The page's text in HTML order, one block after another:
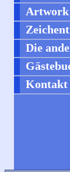
Artwork
Die
Kontakt